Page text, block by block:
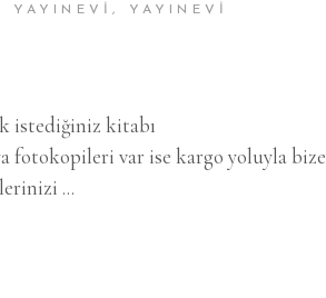
YAYINEVI,
YAYINEVI
istediğiniz kitabı
fotokopileri var ise kargo yoluyla bize